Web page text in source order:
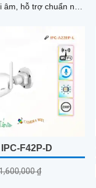
hỗ trợ chuẩn nén
F42P-D
₫